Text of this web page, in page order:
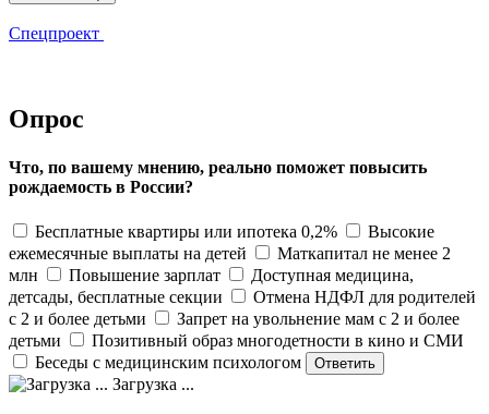
Спецпроект
Опрос
Что, по вашему мнению, реально поможет повысить
рождаемость в России?
Бесплатные квартиры или ипотека 0,2%
Высокие
ежемесячные выплаты на детей
Маткапитал не менее 2
млн
Повышение зарплат
Доступная медицина,
детсады, бесплатные секции
Отмена НДФЛ для родителей
с 2 и более детьми
Запрет на увольнение мам с 2 и более
детьми
Позитивный образ многодетности в кино и СМИ
Беседы с медицинским психологом
Загрузка ...